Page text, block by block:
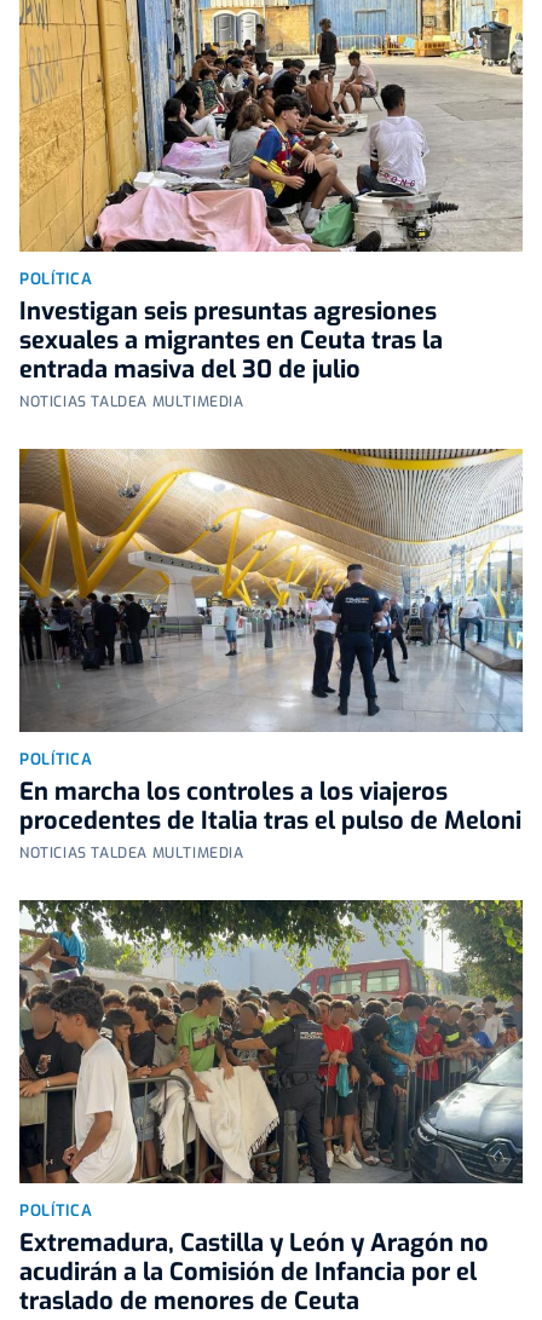
POLÍTICA
Investigan seis presuntas agresiones
sexuales a migrantes en Ceuta tras la
entrada masiva del 30 de julio
NOTICIAS TALDEA MULTIMEDIA
POLÍTICA
En marcha los controles a los viajeros
procedentes de Italia tras el pulso de Meloni
NOTICIAS TALDEA MULTIMEDIA
POLÍTICA
Extremadura, Castilla y León y Aragón no
acudirán a la Comisión de Infancia por el
traslado de menores de Ceuta